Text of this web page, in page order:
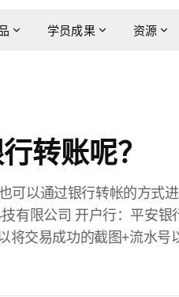
学员成果 资源
转账呢？
可以通过银行转帐的方式
有限公司 开户行：平安银
交易成功的截图+流水号